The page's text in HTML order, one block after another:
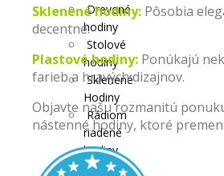
Drevené
hodiny
Stolové
hodiny
Sklenené
Hodiny
Rádiom
riadené
hodiny
Hodiny s
Sklenené hodiny: Pôsobia
decentne.
Plastové hodiny: Ponúkajú
farieb a hravých dizajnov.
Objavte našu rozmanitú
nástenné hodiny, ktoré